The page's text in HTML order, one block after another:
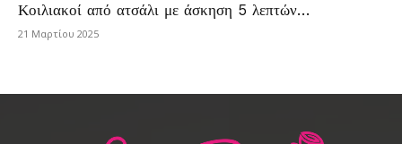
Κοιλιακοί από ατσάλι με άσκηση 5 λεπτών…
21 Μαρτίου 2025